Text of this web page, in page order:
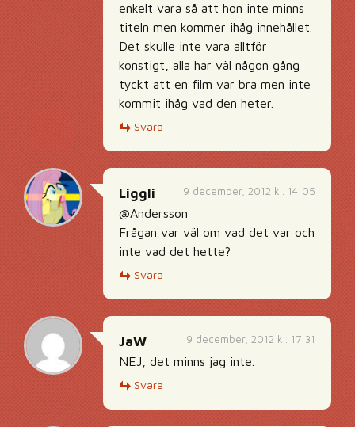
enkelt vara så att hon inte minns
titeln men kommer ihåg innehållet.
Det skulle inte vara alltför
konstigt, alla har väl någon gång
tyckt att en film var bra men inte
kommit ihåg vad den heter.
Svara
9 december, 2012 kl. 14:05
Liggli
@Andersson
Frågan var väl om vad det var och
inte vad det hette?
Svara
9 december, 2012 kl. 17:31
JaW
NEJ, det minns jag inte.
Svara